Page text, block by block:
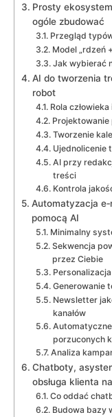
Prosty
ogóle zbudować
Przegląd
Model „rdzeń
Jak wybierać
AI do tworzenia
robot
Rola
Tworzenie
Ujednolicenie
AI przy
treści
Kontrola
Automatyzacja
pomocą AI
Minimalny
Sekwencja
przez Ciebie
Generowanie
Newsletter
kanałów
porzuconych
Analiza
Chatboty,
obsługa klienta
Co oddać
Budowa bazy